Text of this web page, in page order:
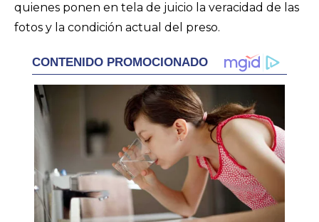
quienes ponen en tela de juicio la veracidad de las
fotos y la condición actual del preso.